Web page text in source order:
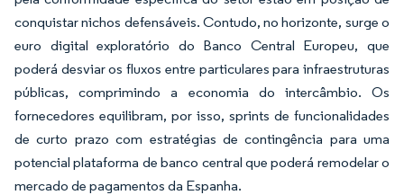
conquistar nichos defensáveis. Contudo, no horizonte, surge o
euro digital exploratório do Banco Central Europeu, que
poderá desviar os fluxos entre particulares para infraestruturas
públicas, comprimindo a economia do intercâmbio. Os
fornecedores equilibram, por isso, sprints de funcionalidades
de curto prazo com estratégias de contingência para uma
potencial plataforma de banco central que poderá remodelar o
mercado de pagamentos da Espanha.